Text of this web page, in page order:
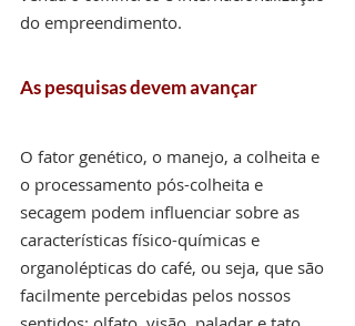
do empreendimento.
As pesquisas devem avançar
O fator genético, o manejo, a colheita e
o processamento pós-colheita e
secagem podem influenciar sobre as
características físico-químicas e
organolépticas do café, ou seja, que são
facilmente percebidas pelos nossos